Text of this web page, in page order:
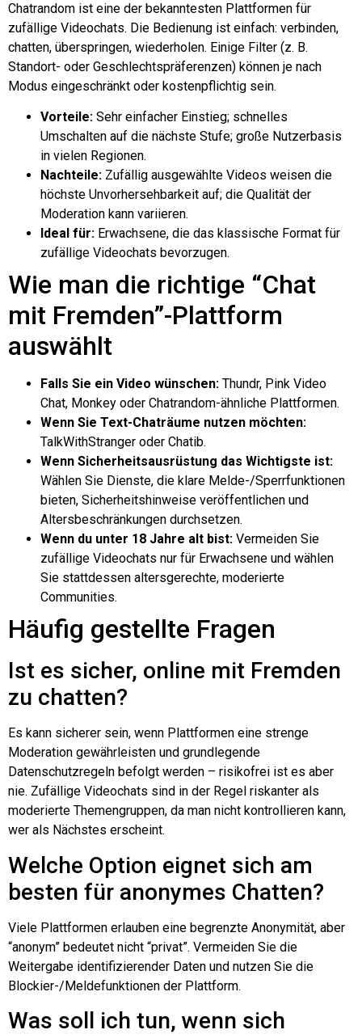
Chatrandom ist eine der bekanntesten Plattformen für
zufällige Videochats. Die Bedienung ist einfach: verbinden,
chatten, überspringen, wiederholen. Einige Filter (z. B.
Standort- oder Geschlechtspräferenzen) können je nach
Modus eingeschränkt oder kostenpflichtig sein.
Vorteile: Sehr einfacher Einstieg; schnelles
Umschalten auf die nächste Stufe; große Nutzerbasis
in vielen Regionen.
Nachteile: Zufällig ausgewählte Videos weisen die
höchste Unvorhersehbarkeit auf; die Qualität der
Moderation kann variieren.
Ideal für: Erwachsene, die das klassische Format für
zufällige Videochats bevorzugen.
Wie man die richtige “Chat
mit Fremden”-Plattform
auswählt
Falls Sie ein Video wünschen: Thundr, Pink Video
Chat, Monkey oder Chatrandom-ähnliche Plattformen.
Wenn Sie Text-Chaträume nutzen möchten:
TalkWithStranger oder Chatib.
Wenn Sicherheitsausrüstung das Wichtigste ist:
Wählen Sie Dienste, die klare Melde-/Sperrfunktionen
bieten, Sicherheitshinweise veröffentlichen und
Altersbeschränkungen durchsetzen.
Wenn du unter 18 Jahre alt bist: Vermeiden Sie
zufällige Videochats nur für Erwachsene und wählen
Sie stattdessen altersgerechte, moderierte
Communities.
Häufig gestellte Fragen
Ist es sicher, online mit Fremden
zu chatten?
Es kann sicherer sein, wenn Plattformen eine strenge
Moderation gewährleisten und grundlegende
Datenschutzregeln befolgt werden – risikofrei ist es aber
nie. Zufällige Videochats sind in der Regel riskanter als
moderierte Themengruppen, da man nicht kontrollieren kann,
wer als Nächstes erscheint.
Welche Option eignet sich am
besten für anonymes Chatten?
Viele Plattformen erlauben eine begrenzte Anonymität, aber
“anonym” bedeutet nicht “privat”. Vermeiden Sie die
Weitergabe identifizierender Daten und nutzen Sie die
Blockier-/Meldefunktionen der Plattform.
Was soll ich tun, wenn sich